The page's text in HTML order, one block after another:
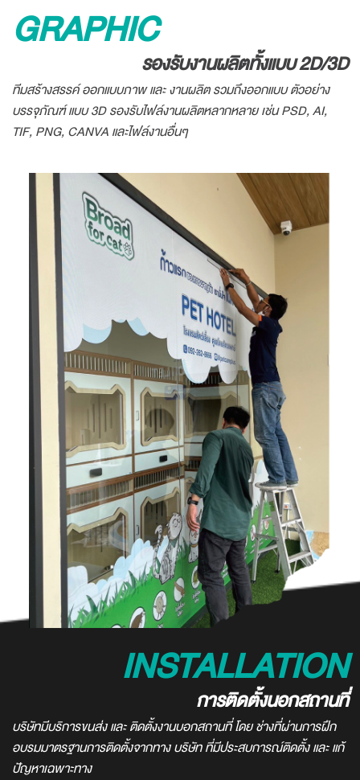
GRAPHIC
รองรับงานผลิตทั้งแบบ 2D/3D
ทีมสร้างสรรค์ ออกแบบภาพ และ งานผลิต รวมถึงออกแบบ ตัวอย่าง
บรรจุภัณฑ์ แบบ 3D รองรับไฟล์งานผลิตหลากหลาย เช่น PSD, AI,
TIF, PNG, CANVA และไฟล์งานอื่นๆ
INSTALLATION
การติดตั้งนอกสถานที่
บริษัทมีบริการขนส่ง และ ติดตั้งงานบอกสถานที่ โดย ช่างที่ผ่านการฝึก
อบรมมาตรฐานการติดตั้งจากทาง บริษัท ที่มีประสบการณ์ติดตั้ง และ แก้
ปัญหาเฉพาะทาง